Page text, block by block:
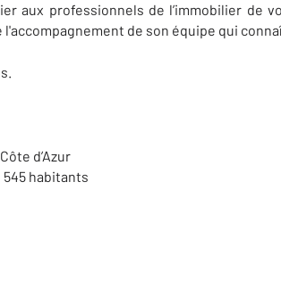
aux professionnels de l’immobilier de
l'accompagnement de son équipe qui
d’Azur
545 habitants